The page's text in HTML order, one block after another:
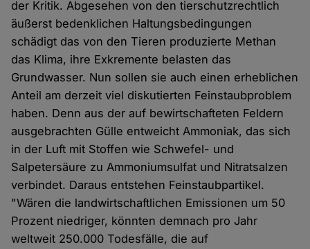
der Kritik. Abgesehen von den tierschutzrechtlich
äußerst bedenklichen Haltungsbedingungen
schädigt das von den Tieren produzierte Methan
das Klima, ihre Exkremente belasten das
Grundwasser. Nun sollen sie auch einen erheblichen
Anteil am derzeit viel diskutierten Feinstaubproblem
haben. Denn aus der auf bewirtschafteten Feldern
ausgebrachten Gülle entweicht Ammoniak, das sich
in der Luft mit Stoffen wie Schwefel- und
Salpetersäure zu Ammoniumsulfat und Nitratsalzen
verbindet. Daraus entstehen Feinstaubpartikel.
"Wären die landwirtschaftlichen Emissionen um 50
Prozent niedriger, könnten demnach pro Jahr
weltweit 250.000 Todesfälle, die auf